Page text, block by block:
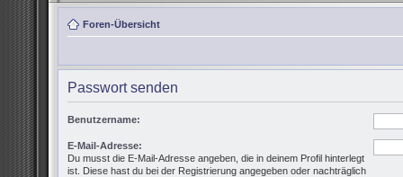
Foren-Übersicht
Passwort senden
Benutzername:
E-Mail-Adresse:
Du musst die E-Mail-Adresse angeben, die in deinem Profil hinterlegt
ist. Diese hast du bei der Registrierung angegeben oder nachträglich